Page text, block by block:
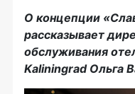
О концепции
рассказывает
обслуживания
Kaliningrad Ольга